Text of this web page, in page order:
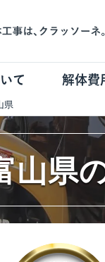
て 解体費
県
山県